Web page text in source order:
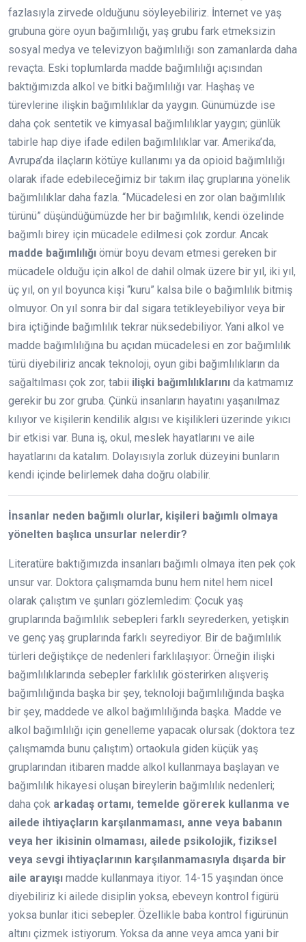
fazlasıyla zirvede olduğunu söyleyebiliriz. İnternet ve yaş
grubuna göre oyun bağımlılığı, yaş grubu fark etmeksizin
sosyal medya ve televizyon bağımlılığı son zamanlarda daha
revaçta. Eski toplumlarda madde bağımlılığı açısından
baktığımızda alkol ve bitki bağımlılığı var. Haşhaş ve
türevlerine ilişkin bağımlılıklar da yaygın. Günümüzde ise
daha çok sentetik ve kimyasal bağımlılıklar yaygın; günlük
tabirle hap diye ifade edilen bağımlılıklar var. Amerika’da,
Avrupa’da ilaçların kötüye kullanımı ya da opioid bağımlılığı
olarak ifade edebileceğimiz bir takım ilaç gruplarına yönelik
bağımlılıklar daha fazla. “Mücadelesi en zor olan bağımlılık
türünü” düşündüğümüzde her bir bağımlılık, kendi özelinde
bağımlı birey için mücadele edilmesi çok zordur. Ancak
madde bağımlılığı ömür boyu devam etmesi gereken bir
mücadele olduğu için alkol de dahil olmak üzere bir yıl, iki yıl,
üç yıl, on yıl boyunca kişi “kuru” kalsa bile o bağımlılık bitmiş
olmuyor. On yıl sonra bir dal sigara tetikleyebiliyor veya bir
bira içtiğinde bağımlılık tekrar nüksedebiliyor. Yani alkol ve
madde bağımlılığına bu açıdan mücadelesi en zor bağımlılık
türü diyebiliriz ancak teknoloji, oyun gibi bağımlılıkların da
sağaltılması çok zor, tabii ilişki bağımlılıklarını da katmamız
gerekir bu zor gruba. Çünkü insanların hayatını yaşanılmaz
kılıyor ve kişilerin kendilik algısı ve kişilikleri üzerinde yıkıcı
bir etkisi var. Buna iş, okul, meslek hayatlarını ve aile
hayatlarını da katalım. Dolayısıyla zorluk düzeyini bunların
kendi içinde belirlemek daha doğru olabilir.
İnsanlar neden bağımlı olurlar, kişileri bağımlı olmaya
yönelten başlıca unsurlar nelerdir?
Literatüre baktığımızda insanları bağımlı olmaya iten pek çok
unsur var. Doktora çalışmamda bunu hem nitel hem nicel
olarak çalıştım ve şunları gözlemledim: Çocuk yaş
gruplarında bağımlılık sebepleri farklı seyrederken, yetişkin
ve genç yaş gruplarında farklı seyrediyor. Bir de bağımlılık
türleri değiştikçe de nedenleri farklılaşıyor: Örneğin ilişki
bağımlılıklarında sebepler farklılık gösterirken alışveriş
bağımlılığında başka bir şey, teknoloji bağımlılığında başka
bir şey, maddede ve alkol bağımlılığında başka. Madde ve
alkol bağımlılığı için genelleme yapacak olursak (doktora tez
çalışmamda bunu çalıştım) ortaokula giden küçük yaş
gruplarından itibaren madde alkol kullanmaya başlayan ve
bağımlılık hikayesi oluşan bireylerin bağımlılık nedenleri;
daha çok arkadaş ortamı, temelde görerek kullanma ve
ailede ihtiyaçların karşılanmaması, anne veya babanın
veya her ikisinin olmaması, ailede psikolojik, fiziksel
veya sevgi ihtiyaçlarının karşılanmamasıyla dışarda bir
aile arayışı madde kullanmaya itiyor. 14-15 yaşından önce
diyebiliriz ki ailede disiplin yoksa, ebeveyn kontrol figürü
yoksa bunlar itici sebepler. Özellikle baba kontrol figürünün
altını çizmek istiyorum. Yoksa da anne veya amca yani bir